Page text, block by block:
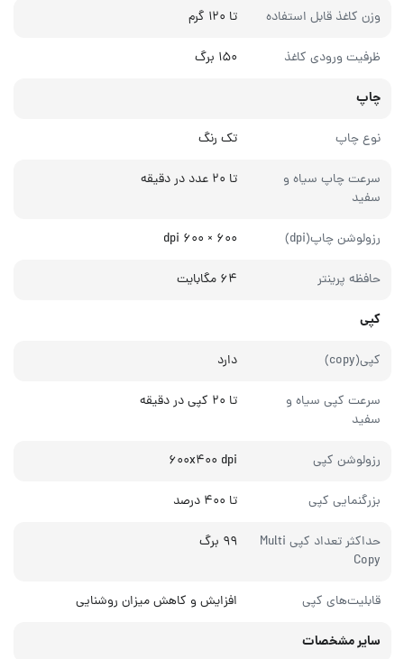
وزن کاغذ قابل استفاده تا ۱۲۰ گرم
ظرفیت ورودی کاغذ ۱۵۰ برگ
چاپ
نوع چاپ تک رنگ
سرعت چاپ سیاه و
سفید
تا ۲۰ عدد در دقیقه
رزولوشن چاپ(dpi) ۶۰۰ × ۶۰۰ dpi
حافظه پرینتر ۶۴ مگابایت
کپی
کپی(copy) دارد
سرعت کپی سیاه و
سفید
تا ۲۰ کپی در دقیقه
رزولوشن کپی ۶۰۰x۴۰۰ dpi
بزرگنمایی کپی تا ۴۰۰ درصد
حداکثر تعداد کپی Multi
Copy
۹۹ برگ
قابلیت‌های کپی افزایش و کاهش میزان روشنایی
سایر مشخصات